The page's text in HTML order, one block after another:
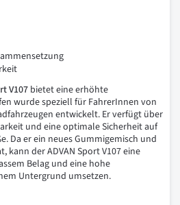
V107 bietet eine erhöhte
wurde speziell für FahrerInnen von
entwickelt. Er verfügt über
und eine optimale Sicherheit auf
Da er ein neues Gummigemisch und
der ADVAN Sport V107 eine
Belag und eine hohe
Untergrund umsetzen.